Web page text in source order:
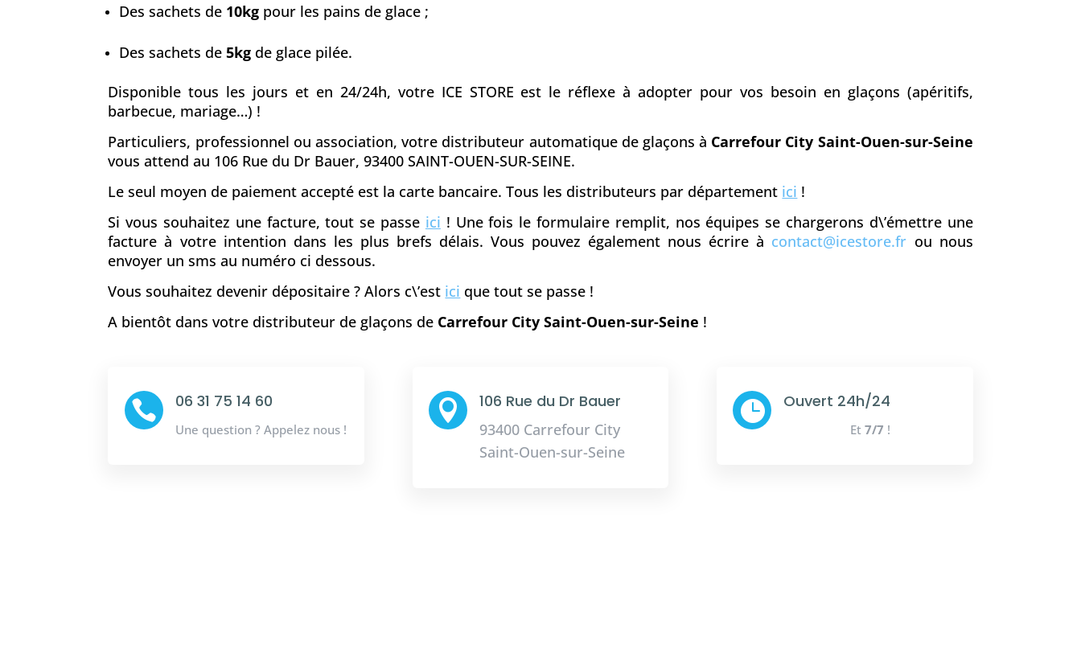
Des sachets de 10kg pour les pains de glace ;
Des sachets de5kg de glace pilée.
Disponible tous les jours et en 24/24h, votre ICE STORE est le réflexe à adopter pour vos besoin en glaçons (apéritifs,
barbecue, mariage…) !
Particuliers, professionnel ou association, votre distributeur automatique de glaçons à Carrefour City Saint-Ouen-sur-Seine
vous attend au 106 Rue du Dr Bauer, 93400 SAINT-OUEN-SUR-SEINE.
Le seul moyen de paiement accepté est la carte bancaire. Tous les distributeurs par département ici !
Si vous souhaitez une facture, tout se passe ici ! Une fois le formulaire remplit, nos équipes se chargerons d\’émettre une
facture à votre intention dans les plus brefs délais. Vous pouvez également nous écrire à contact@icestore.fr ou nous
envoyer un sms au numéro ci dessous.
Vous souhaitez devenir dépositaire ? Alors c\’est ici que tout se passe !
A bientôt dans votre distributeur de glaçons de Carrefour City Saint-Ouen-sur-Seine !
 06 31 75 14 60
Une question ? Appelez nous !
 106 Rue du Dr Bauer
93400 Carrefour City
Saint-Ouen-sur-Seine
 Ouvert 24h/24
Et 7/7 !